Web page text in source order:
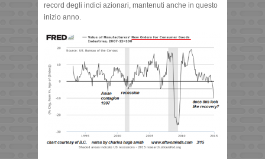
record degli indici azionari, mantenuti anche in questo
inizio anno.